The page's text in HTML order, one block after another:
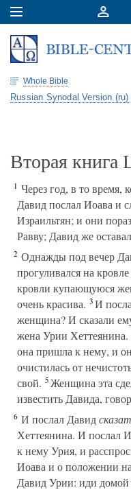
Whole Bible
Russian Synodal Version (ru)
Вторая книга
1 Через год, в то время,
Давид послал Иоава и
Израильтян; и они
Равву; Давид же
2 Однажды под вечер
прогуливался на
кровли купающуюся
очень красива. 3И
женщина? И сказали
жена Урии Хеттеянина.
она пришла к нему, и
очистилась от
свой. 5Женщина эта
известить Давида,
6 И послал Давид
Хеттеянина. И послал
к нему Урия, и
Иоава и о положении
Давид Урии: иди